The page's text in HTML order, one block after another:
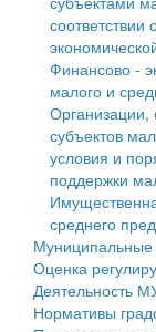
Контрольно-
Оценка
Деятельность
Нормативы
Правила
Генеральные
Финансово -
малого и
Организации,
субъектов
условия и
поддержки
среднего
Оценка
Деятельность
Нормативы